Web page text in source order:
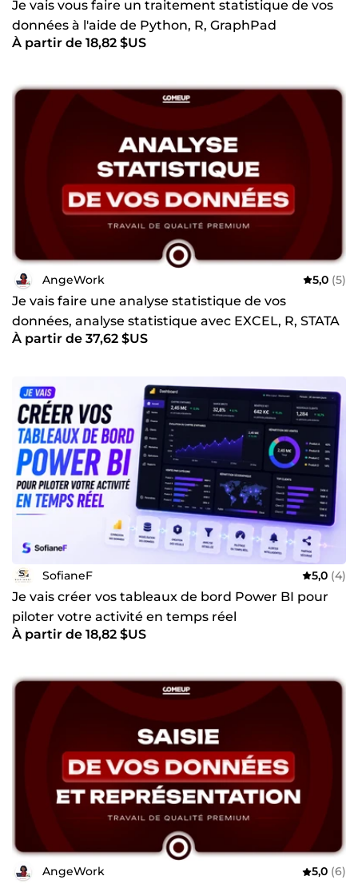
Je vais vous faire un traitement statistique de vos
données à l'aide de Python, R, GraphPad
À partir de 18,82 $US
AngeWork 5,0 (5)
Je vais faire une analyse statistique de vos
données, analyse statistique avec EXCEL, R, STATA
À partir de 37,62 $US
SofianeF 5,0 (4)
Je vais créer vos tableaux de bord Power BI pour
piloter votre activité en temps réel
À partir de 18,82 $US
AngeWork 5,0 (6)